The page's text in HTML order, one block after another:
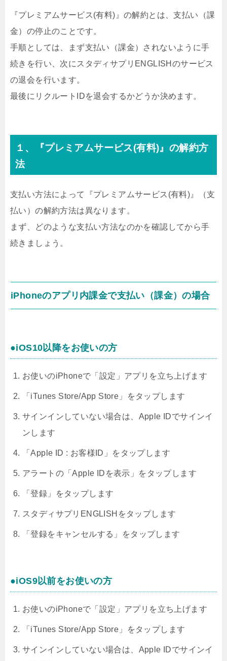
『プレミアムサービス(有料)』の解約とは、支払い（課
金）の停止のことです。
手順としては、まず支払い（課金）されないように手
続きを行い、次にスタディサプリENGLISHのサービス
の退会を行います。
最後にリクルートIDを退会するかどうか決めます。
１、『プレミアムサービス(有料)』の解約方
法
支払い方法によって『プレミアムサービス(有料)』（支
払い）の解約方法は異なります。
まず、どのような支払い方法なのかを確認してから手
続きましょう。
iPhoneのアプリ内課金で支払い（課金）の場合
●iOS10以降をお使いの方
お使いのiPhoneで「設定」アプリを立ち上げます
「iTunes Store/App Store」をタップします
サインインしていない場合は、Apple IDでサインイ
ンします
「Apple ID : お客様ID」をタップします
アラートの「Apple IDを表示」をタップします
「登録」をタップします
スタディサプリENGLISHをタップします
「登録をキャンセルする」をタップします
●iOS9以前をお使いの方
お使いのiPhoneで「設定」アプリを立ち上げます
「iTunes Store/App Store」をタップします
サインインしていない場合は、Apple IDでサインイ